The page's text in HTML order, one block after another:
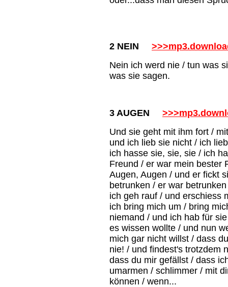
2 NEIN
Nein ich werd nie / tun was
was sie sagen.
3 AUGEN
Und sie geht mit ihm fort /
und ich lieb sie nicht / ich
ich hasse sie, sie, sie / ich
Freund / er war mein bester
Augen, Augen / und er fickt
betrunken / er war
ich geh rauf / und erschiess
ich bring mich um / bring
niemand / und ich hab für
es wissen wollte / und nun
mich gar nicht willst / dass
nie! / und findest's trotzdem
dass du mir gefällst / dass
umarmen / schlimmer / mit
können / wenn...